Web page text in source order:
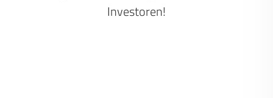
Investoren!